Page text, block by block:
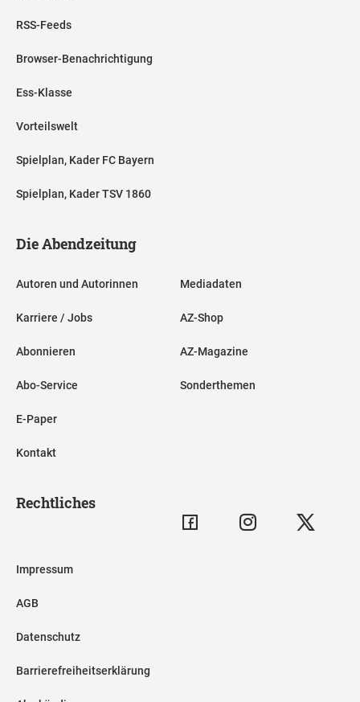
RSS-Feeds
Browser-Benachrichtigung
Ess-Klasse
Vorteilswelt
Spielplan, Kader FC Bayern
Spielplan, Kader TSV 1860
Die Abendzeitung
Autoren und Autorinnen
Karriere / Jobs
Abonnieren
Abo-Service
E-Paper
Kontakt
Mediadaten
AZ-Shop
AZ-Magazine
Sonderthemen
Rechtliches
Impressum
AGB
Datenschutz
Barrierefreiheitserklärung